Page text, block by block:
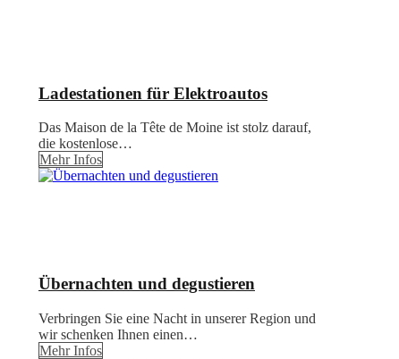
Ladestationen für Elektroautos
Das Maison de la Tête de Moine ist stolz darauf,
die kostenlose…
Mehr Infos
Übernachten und degustieren
Verbringen Sie eine Nacht in unserer Region und
wir schenken Ihnen einen…
Mehr Infos